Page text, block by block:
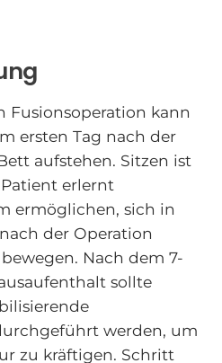
Fusionsoperation kann
ersten Tag nach der
aufstehen. Sitzen ist
erlernt
ermöglichen, sich in
der Operation
Nach dem 7-
sollte
werden, um
zu kräftigen. Schritt